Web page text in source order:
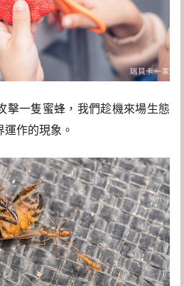
擊一隻蜜蜂，我們趁機來場生態
作的現象。